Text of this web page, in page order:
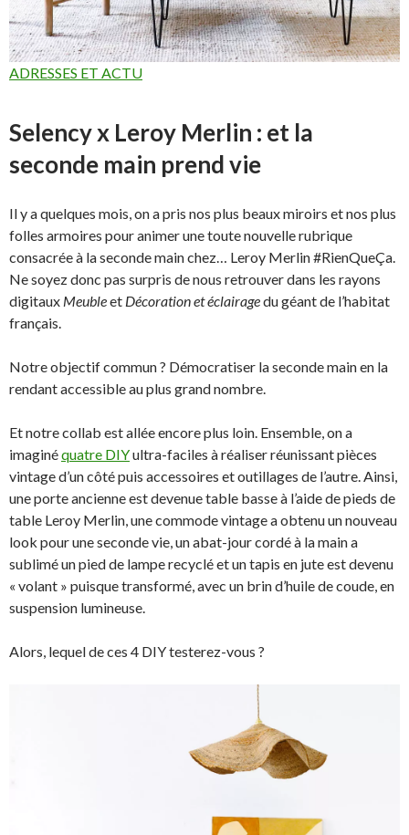
ADRESSES ET ACTU
Selency x Leroy Merlin : et la
seconde main prend vie
Il y a quelques mois, on a pris nos plus beaux miroirs et nos plus
folles armoires pour animer une toute nouvelle rubrique
consacrée à la seconde main chez… Leroy Merlin #RienQueÇa.
Ne soyez donc pas surpris de nous retrouver dans les rayons
digitaux Meubleet Décoration et éclairagedu géant de l’habitat
français.
Notre objectif commun ? Démocratiser la seconde main en la
rendant accessible au plus grand nombre.
Et notre collab est allée encore plus loin. Ensemble, on a
imaginéquatre DIYultra-faciles à réaliser réunissant pièces
vintage d’un côté puis accessoires et outillages de l’autre. Ainsi,
une porte ancienne est devenue table basse à l’aide de pieds de
table Leroy Merlin, une commode vintage a obtenu un nouveau
look pour une seconde vie, un abat-jour cordé à la main a
sublimé un pied de lampe recyclé et un tapis en jute est devenu
« volant » puisque transformé, avec un brin d’huile de coude, en
suspension lumineuse.
Alors, lequel de ces 4 DIY testerez-vous ?